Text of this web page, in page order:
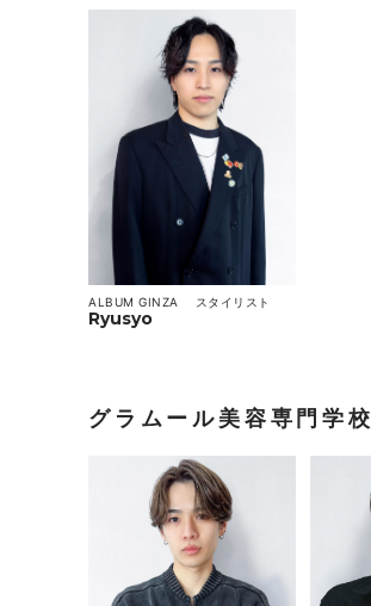
Ryusyo
ALBUM GINZA スタイリスト
グラムール美容専門学校